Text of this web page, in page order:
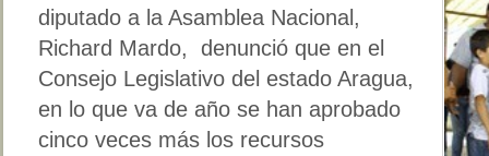
diputado a la Asamblea Nacional,
Richard Mardo, denunció que en el
Consejo Legislativo del estado Aragua,
en lo que va de año se han aprobado
cinco veces más los recursos